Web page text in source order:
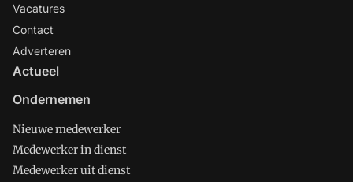
Vacatures
Contact
Adverteren
Actueel
Ondernemen
Nieuwe medewerker
Medewerker in dienst
Medewerker uit dienst